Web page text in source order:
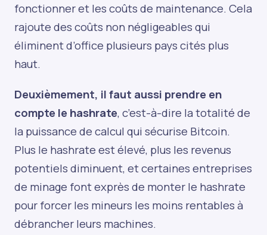
fonctionner et les coûts de maintenance. Cela
rajoute des coûts non négligeables qui
éliminent d’office plusieurs pays cités plus
haut.
Deuxièmement, il faut aussi prendre en
compte le hashrate, c’est-à-dire la totalité de
la puissance de calcul qui sécurise Bitcoin.
Plus le hashrate est élevé, plus les revenus
potentiels diminuent, et certaines entreprises
de minage font exprès de monter le hashrate
pour forcer les mineurs les moins rentables à
débrancher leurs machines.